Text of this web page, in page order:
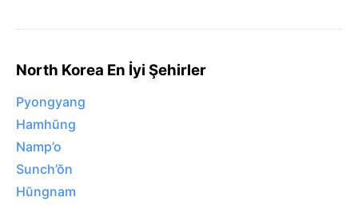
North Korea En İyi Şehirler
Pyongyang
Hamhŭng
Namp’o
Sunch’ŏn
Hŭngnam